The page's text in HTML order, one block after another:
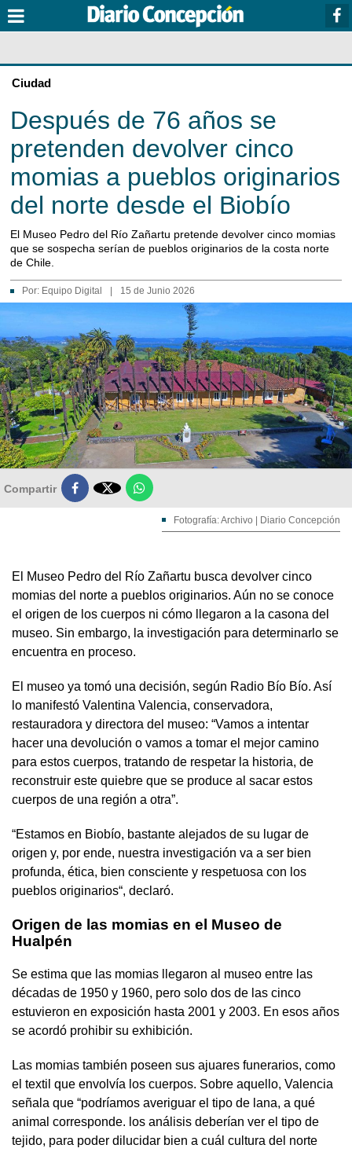
Ciudad
Después de 76 años se
pretenden devolver cinco
momias a pueblos originarios
del norte desde el Biobío
El Museo Pedro del Río Zañartu pretende devolver cinco momias
que se sospecha serían de pueblos originarios de la costa norte
de Chile.
Por: Equipo Digital 15 de Junio 2026
Compartir 
Fotografía: Archivo | Diario Concepción
El Museo Pedro del Río Zañartu busca devolver cinco
momias del norte a pueblos originarios. Aún no se conoce
el origen de los cuerpos ni cómo llegaron a la casona del
museo. Sin embargo, la investigación para determinarlo se
encuentra en proceso.
El museo ya tomó una decisión, según Radio Bío Bío. Así
lo manifestó Valentina Valencia, conservadora,
restauradora y directora del museo: “Vamos a intentar
hacer una devolución o vamos a tomar el mejor camino
para estos cuerpos, tratando de respetar la historia, de
reconstruir este quiebre que se produce al sacar estos
cuerpos de una región a otra”.
“Estamos en Biobío, bastante alejados de su lugar de
origen y, por ende, nuestra investigación va a ser bien
profunda, ética, bien consciente y respetuosa con los
pueblos originarios“, declaró.
Origen de las momias en el Museo de
Hualpén
Se estima que las momias llegaron al museo entre las
décadas de 1950 y 1960, pero solo dos de las cinco
estuvieron en exposición hasta 2001 y 2003. En esos años
se acordó prohibir su exhibición.
Las momias también poseen sus ajuares funerarios, como
el textil que envolvía los cuerpos. Sobre aquello, Valencia
señala que “podríamos averiguar el tipo de lana, a qué
animal corresponde. los análisis deberían ver el tipo de
tejido, para poder dilucidar bien a cuál cultura del norte